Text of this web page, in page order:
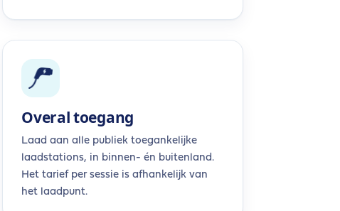
Overal toegang
Laad aan alle publiek toegankelijke
laadstations, in binnen- én buitenland.
Het tarief per sessie is afhankelijk van
het laadpunt.